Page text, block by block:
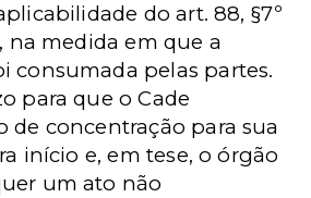
do art. 88, §7º
na medida em que a
consumada pelas partes.
para que o Cade
de concentração para sua
início e, em tese, o órgão
um ato não